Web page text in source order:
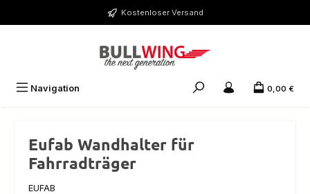
Zum Hauptinhalt springen Kostenloser Versand
Navigation 0,00 €
Eufab Wandhalter für
Fahrradträger
EUFAB